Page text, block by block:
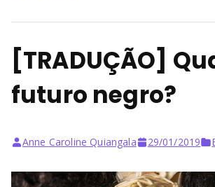
[TRADUÇÃO]
futuro negro?
Anne Caroline Quiangala 29/01/2019